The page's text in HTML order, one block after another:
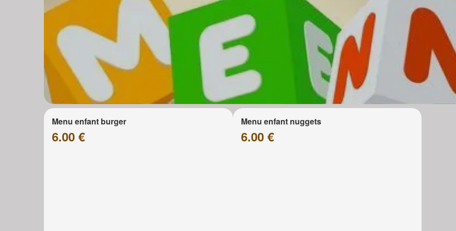
Menu enfant burger
6.00 €
Menu enfant nuggets
6.00 €